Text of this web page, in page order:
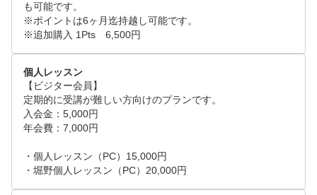
も可能です。
※ポイントは6ヶ月迄持越し可能です。
※追加購入 1Pts　6,500円
個人レッスン
【ビジター会員】
定期的に受講が難しい方向けのプランです。
入会金：5,000円
年会費：7,000円
・個人レッスン（PC）15,000円
・堀野個人レッスン（PC）20,000円